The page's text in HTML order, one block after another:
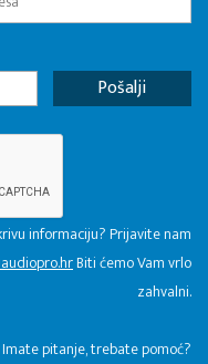
informaciju? Prijavite nam
Biti ćemo Vam vrlo
zahvalni.
​Imate pitanje, trebate pomoć?